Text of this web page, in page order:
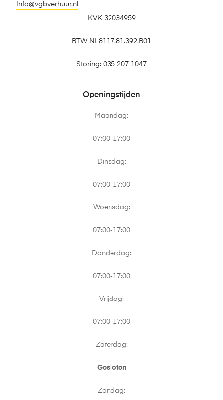
Info@vgbverhuur.nl
KVK 32034959
BTW NL8117.81.392.B01
Storing: 035 207 1047
Openingstijden
Maandag:
07:00-17:00
Dinsdag:
07:00-17:00
Woensdag:
07:00-17:00
Donderdag:
07:00-17:00
Vrijdag:
07:00-17:00
Zaterdag:
Gesloten
Zondag: